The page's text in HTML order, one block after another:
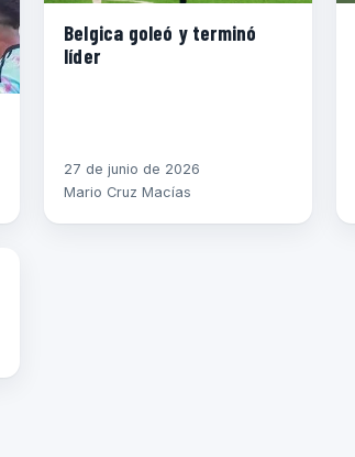
Belgica goleó y terminó
líder
27 de junio de 2026
Mario Cruz Macías